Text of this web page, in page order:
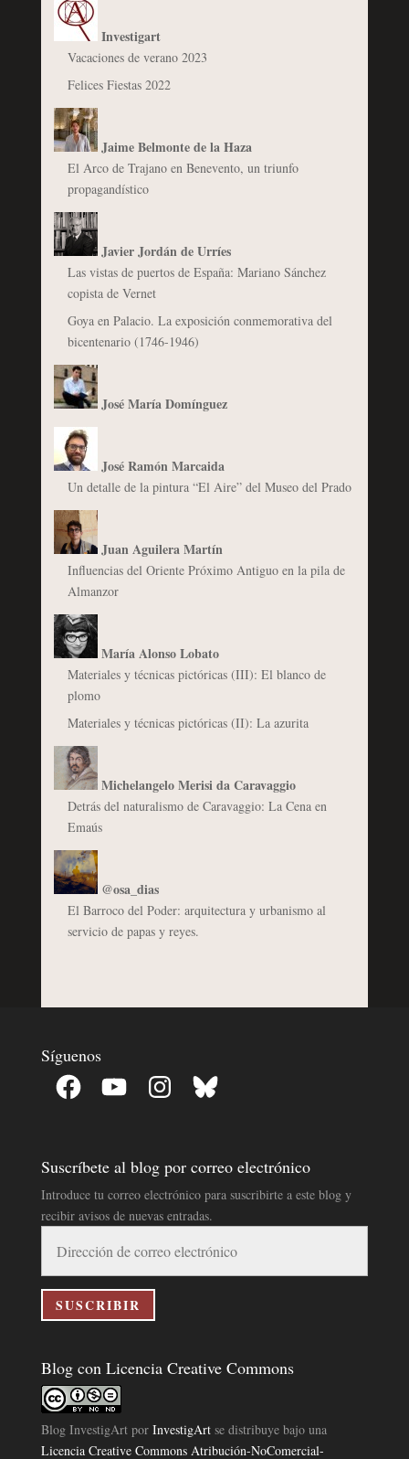
Investigart
Vacaciones de verano 2023
Felices Fiestas 2022
Jaime Belmonte de la Haza
El Arco de Trajano en Benevento, un triunfo
propagandístico
Javier Jordán de Urríes
Las vistas de puertos de España: Mariano Sánchez
copista de Vernet
Goya en Palacio. La exposición conmemorativa del
bicentenario (1746-1946)
José María Domínguez
José Ramón Marcaida
Un detalle de la pintura “El Aire” del Museo del Prado
Juan Aguilera Martín
Influencias del Oriente Próximo Antiguo en la pila de
Almanzor
María Alonso Lobato
Materiales y técnicas pictóricas (III): El blanco de
plomo
Materiales y técnicas pictóricas (II): La azurita
Michelangelo Merisi da Caravaggio
Detrás del naturalismo de Caravaggio: La Cena en
Emaús
@osa_dias
El Barroco del Poder: arquitectura y urbanismo al
servicio de papas y reyes.
Síguenos
Facebook YouTube InstagramBluesky
Suscríbete al blog por correo electrónico
Introduce tu correo electrónico para suscribirte a este blog y
recibir avisos de nuevas entradas.
correo
electrónico
SUSCRIBIR
Blog con Licencia Creative Commons
Blog InvestigArtpor InvestigArtse distribuye bajo una
Licencia Creative Commons Atribución-NoComercial-